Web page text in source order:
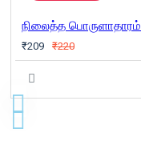
நிலைத்த பொருளாதாரம்
₹209 ₹220